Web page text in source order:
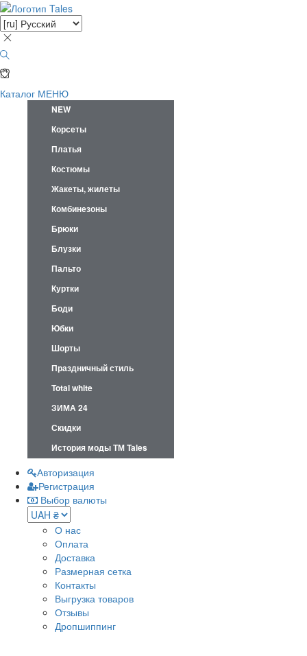
Каталог МЕНЮ
NEW
Корсеты
Платья
Костюмы
Жакеты, жилеты
Комбинезоны
Брюки
Блузки
Пальто
Куртки
Боди
Юбки
Шорты
Праздничный стиль
Total white
ЗИМА 24
Скидки
История моды ТМ Tales
Авторизация
Регистрация
Выбор валюты
О нас
Оплата
Доставка
Размерная сетка
Контакты
Выгрузка товаров
Отзывы
Дропшиппинг